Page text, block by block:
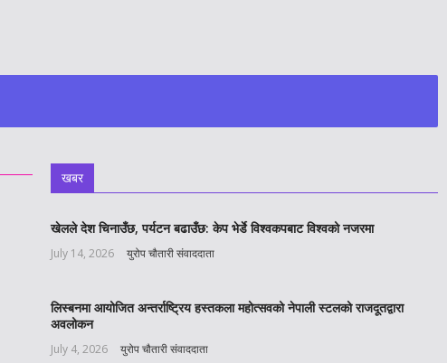
खबर
खेलले देश चिनाउँछ, पर्यटन बढाउँछ: केप भेर्डे विश्वकपबाट विश्वको नजरमा
July 14, 2026 युरोप चौतारी संवाददाता
लिस्बनमा आयोजित अन्तर्राष्ट्रिय हस्तकला महोत्सवको नेपाली स्टलको राजदूतद्वारा
अवलोकन
July 4, 2026 युरोप चौतारी संवाददाता